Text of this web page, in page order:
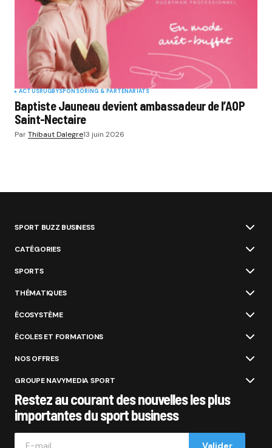
ACTUSRUGBYSPONSORING & PARTENARIATS
Baptiste Jauneau devient ambassadeur de l’AOP
Saint-Nectaire
ParThibaut Dalegre13 juin 2026
SPORT BUZZ BUSINESS
CATÉGORIES
SPORTS
THÉMATIQUES
ÉCOSYSTÈME
ÉCOLES ET FORMATIONS
NOS OFFRES
GROUPE NAVYMEDIA SPORT
Restez au courant des nouvelles les plus
importantes du sport business
Valider